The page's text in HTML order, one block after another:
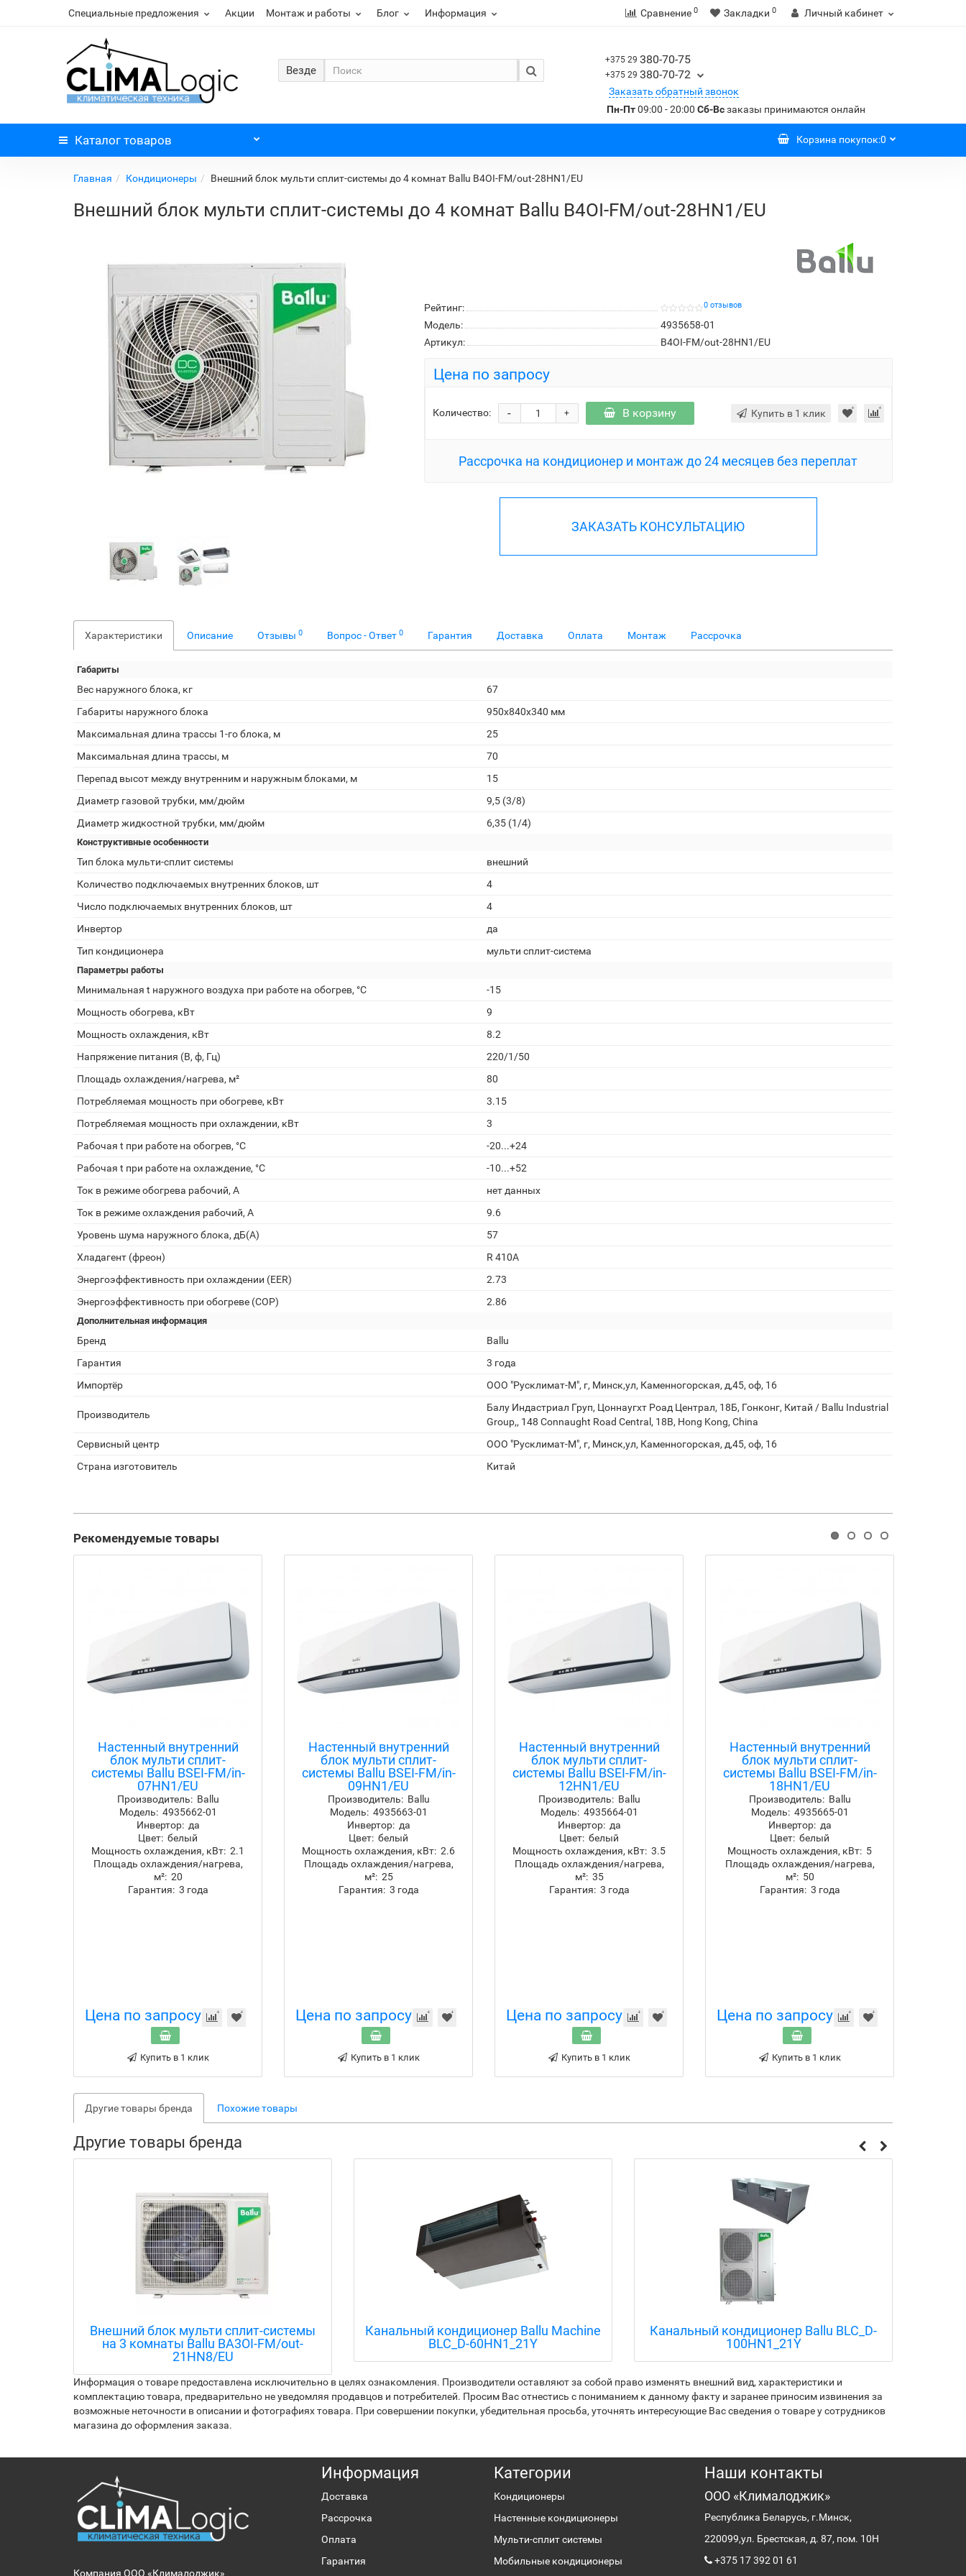
Специальные предложения Акции Монтаж и работы Блог Информация Сравнение 0 Закладки 0 Личный кабинет
Везде
+375 29 380-70-75
+375 29 380-70-72
Заказать обратный звонок
Пн-Пт09:00 - 20:00 Сб-Всзаказы принимаются онлайн
Каталог товаров Корзина покупок:0
Главная Кондиционеры Внешний блок мульти сплит-системы до 4 комнат Ballu B4OI-FM/out-28HN1/EU
Внешний блок мульти сплит-системы до 4 комнат Ballu B4OI-FM/out-28HN1/EU
Рейтинг: 0 отзывов
Модель:
4935658-01
Артикул:
B4OI-FM/out-28HN1/EU
Цена по запросу
Количество: +
- В корзину Купить в 1 клик
Рассрочка на кондиционер и монтаж до 24 месяцев без переплат
ЗАКАЗАТЬ КОНСУЛЬТАЦИЮ
Характеристики Описание Отзывы 0 Вопрос - Ответ 0 Гарантия Доставка Оплата Монтаж Рассрочка
Габариты
Вес наружного блока, кг
67
Габариты наружного блока
950x840x340 мм
Макcимальная длина трассы 1-го блока, м
25
Максимальная длина трассы, м
70
Перепад высот между внутренним и наружным блоками, м
15
Диаметр газовой трубки, мм/дюйм
9,5 (3/8)
Диаметр жидкостной трубки, мм/дюйм
6,35 (1/4)
Конструктивные особенности
Тип блока мульти-сплит системы
внешний
Количество подключаемых внутренних блоков, шт
4
Число подключаемых внутренних блоков, шт
4
Инвертор
да
Тип кондиционера
мульти сплит-система
Параметры работы
Минимальная t наружного воздуха при работе на обогрев, °С
-15
Мощность обогрева, кВт
9
Мощность охлаждения, кВт
8.2
Напряжение питания (В, ф, Гц)
220/1/50
Площадь охлаждения/нагрева, м²
80
Потребляемая мощность при обогреве, кВт
3.15
Потребляемая мощность при охлаждении, кВт
3
Рабочая t при работе на обогрев, °С
-20...+24
Рабочая t при работе на охлаждение, °С
-10...+52
Ток в режиме обогрева рабочий, А
нет данных
Ток в режиме охлаждения рабочий, А
9.6
Уровень шума наружного блока, дБ(А)
57
Хладагент (фреон)
R 410A
Энергоэффективность при охлаждении (EER)
2.73
Энергоэффективность при обогреве (COP)
2.86
Дополнительная информация
Бренд
Ballu
Гарантия
3 года
Импортёр
ООО "Русклимат-М", г, Минск,ул, Каменногорская, д,45, оф, 16
Производитель
Балу Индастриал Груп, Цоннаугхт Роад Централ, 18Б, Гонконг, Китай / Ballu Industrial
Group,, 148 Connaught Road Central, 18B, Hong Kong, China
Сервисный центр
ООО "Русклимат-М", г, Минск,ул, Каменногорская, д,45, оф, 16
Страна изготовитель
Китай
Рекомендуемые товары
Настенный внутренний
блок мульти сплит-
системы Ballu BSEI-FM/in-
07HN1/EU
Производитель: Ballu
Модель: 4935662-01
Инвертор: да
Цвет: белый
Мощность охлаждения, кВт: 2.1
Площадь охлаждения/нагрева,
м²: 20
Гарантия: 3 года
Цена по запросу
Купить в 1 клик
Настенный внутренний
блок мульти сплит-
системы Ballu BSEI-FM/in-
09HN1/EU
Производитель: Ballu
Модель: 4935663-01
Инвертор: да
Цвет: белый
Мощность охлаждения, кВт: 2.6
Площадь охлаждения/нагрева,
м²: 25
Гарантия: 3 года
Цена по запросу
Купить в 1 клик
Настенный внутренний
блок мульти сплит-
системы Ballu BSEI-FM/in-
12HN1/EU
Производитель: Ballu
Модель: 4935664-01
Инвертор: да
Цвет: белый
Мощность охлаждения, кВт: 3.5
Площадь охлаждения/нагрева,
м²: 35
Гарантия: 3 года
Цена по запросу
Купить в 1 клик
Настенный внутренний
блок мульти сплит-
системы Ballu BSEI-FM/in-
18HN1/EU
Производитель: Ballu
Модель: 4935665-01
Инвертор: да
Цвет: белый
Мощность охлаждения, кВт: 5
Площадь охлаждения/нагрева,
м²: 50
Гарантия: 3 года
Цена по запросу
Купить в 1 клик
Другие товары бренда Похожие товары
Другие товары бренда
Внешний блок мульти сплит-системы
на 3 комнаты Ballu BA3OI-FM/out-
21HN8/EU
Канальный кондиционер Ballu Machine
BLC_D-60HN1_21Y
Канальный кондиционер Ballu BLC_D-
100HN1_21Y
Информация о товаре предоставлена исключительно в целях ознакомления. Производители оставляют за собой право изменять внешний вид, характеристики и
комплектацию товара, предварительно не уведомляя продавцов и потребителей. Просим Вас отнестись с пониманием к данному факту и заранее приносим извинения за
возможные неточности в описании и фотографиях товара. При совершении покупки, убедительная просьба, уточнять интересующие Вас сведения о товаре у сотрудников
магазина до оформления заказа.
Компания ООО «Клималоджик»
Информация
Доставка
Рассрочка
Оплата
Гарантия
Категории
Кондиционеры
Настенные кондиционеры
Мульти-сплит системы
Мобильные кондиционеры
Наши контакты
ООО «Клималоджик»
Республика Беларусь, г.Минск,
220099,ул. Брестская, д. 87, пом. 10Н
+375 17 392 01 61